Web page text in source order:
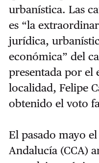
urbanística. Las
es “la
jurídica,
económica” del
presentada por el
localidad, Felipe
obtenido el voto
El pasado mayo
Andalucía (CCA)